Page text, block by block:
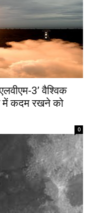
3’ वैश्विक
में कदम रखने को
0